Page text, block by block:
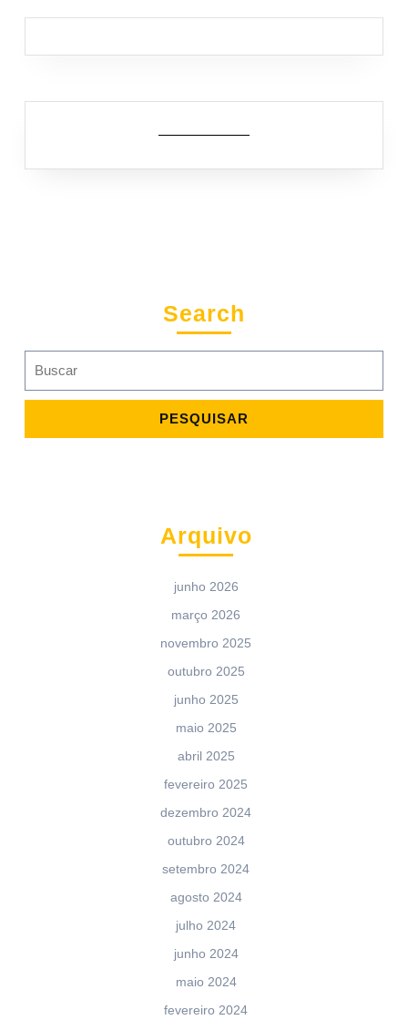
Search
for:
Arquivo
junho 2026
março 2026
novembro 2025
outubro 2025
junho 2025
maio 2025
abril 2025
fevereiro 2025
dezembro 2024
outubro 2024
setembro 2024
agosto 2024
julho 2024
junho 2024
maio 2024
fevereiro 2024